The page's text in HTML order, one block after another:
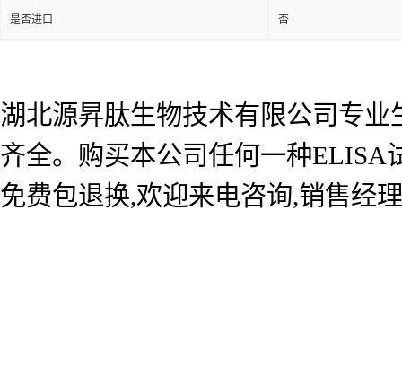
是否进口 否
湖北源昇肽生物技术有限公司专
齐全。购买本公司任何一种ELISA
免费包退换,欢迎来电咨询,销售经